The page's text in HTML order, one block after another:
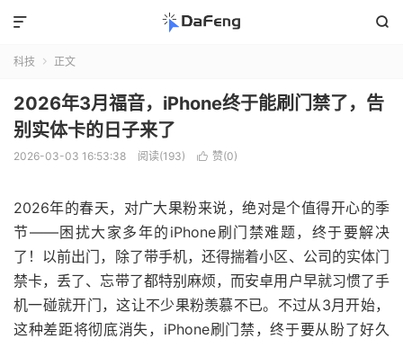


科技  正文
2026年3月福音，iPhone终于能刷门禁了，告
别实体卡的日子来了
2026-03-03 16:53:38 阅读(193)  赞(0)
2026年的春天，对广大果粉来说，绝对是个值得开心的季
节——困扰大家多年的iPhone刷门禁难题，终于要解决
了！以前出门，除了带手机，还得揣着小区、公司的实体门
禁卡，丢了、忘带了都特别麻烦，而安卓用户早就习惯了手
机一碰就开门，这让不少果粉羡慕不已。不过从3月开始，
这种差距将彻底消失，iPhone刷门禁，终于要从盼了好久